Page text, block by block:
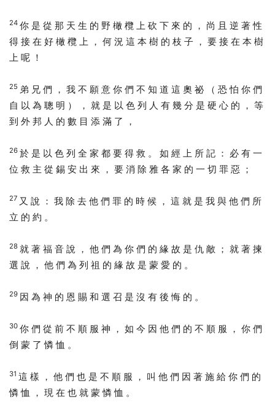
24 你 是 從 那 天 生 的 野 橄 欖 上 砍 下 來 的 ， 尚 且 逆 著 性
得 接 在 好 橄 欖 上 ， 何 況 這 本 樹 的 枝 子 ， 要 接 在 本 樹
上 呢 ！
25 弟 兄 們 ， 我 不 願 意 你 們 不 知 道 這 奧 祕 （ 恐 怕 你 們
自 以 為 聰 明 ） ， 就 是 以 色 列 人 有 幾 分 是 硬 心 的 ， 等
到 外 邦 人 的 數 目 添 滿 了 ，
26 於 是 以 色 列 全 家 都 要 得 救 。 如 經 上 所 記 ： 必 有 一
位 救 主 從 錫 安 出 來 ， 要 消 除 雅 各 家 的 一 切 罪 惡 ；
27 又 說 ： 我 除 去 他 們 罪 的 時 候 ， 這 就 是 我 與 他 們 所
立 的 約 。
28 就 著 福 音 說 ， 他 們 為 你 們 的 緣 故 是 仇 敵 ； 就 著 揀
選 說 ， 他 們 為 列 祖 的 緣 故 是 蒙 愛 的 。
29 因 為 神 的 恩 賜 和 選 召 是 沒 有 後 悔 的 。
30 你 們 從 前 不 順 服 神 ， 如 今 因 他 們 的 不 順 服 ， 你 們
倒 蒙 了 憐 恤 。
31 這 樣 ， 他 們 也 是 不 順 服 ， 叫 他 們 因 著 施 給 你 們 的
憐 恤 ， 現 在 也 就 蒙 憐 恤 。